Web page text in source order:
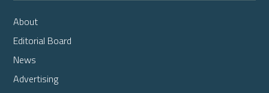
About
Editorial Board
News
Advertising